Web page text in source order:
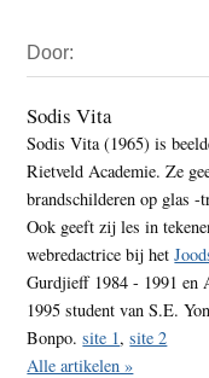
Sidebar
Door:
Sodis Vita
Sodis Vita (1965) is
Rietveld Academie. Ze
brandschilderen op glas
Ook geeft zij les in
webredactrice bij het
Gurdjieff 1984 - 1991 en
1995 student van S.E.
Bonpo.site 1,site 2
Alle artikelen »